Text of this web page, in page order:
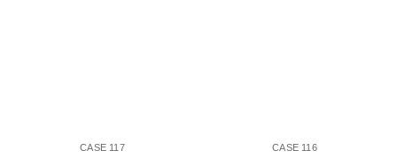
CASE 117
CASE 116